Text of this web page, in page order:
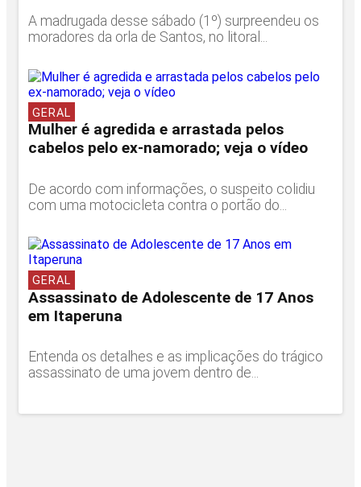
A madrugada desse sábado (1º) surpreendeu os
moradores da orla de Santos, no litoral...
GERAL
Mulher é agredida e arrastada pelos
cabelos pelo ex-namorado; veja o vídeo
De acordo com informações, o suspeito colidiu
com uma motocicleta contra o portão do...
GERAL
Assassinato de Adolescente de 17 Anos
em Itaperuna
Entenda os detalhes e as implicações do trágico
assassinato de uma jovem dentro de...